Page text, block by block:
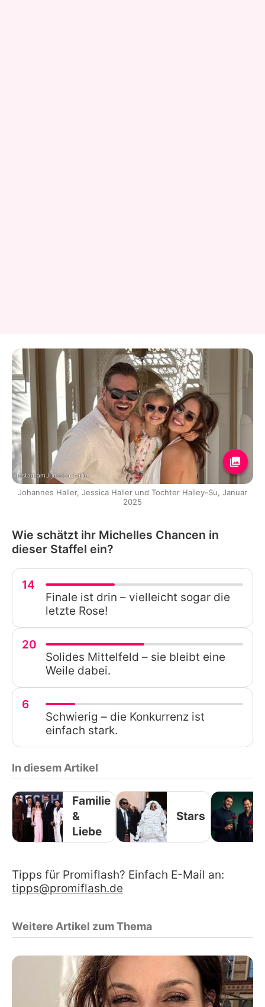
Instagram / jessica_haller
Johannes Haller, Jessica Haller und Tochter Hailey-Su, Januar
2025
Wie schätzt ihr Michelles Chancen in
dieser Staffel ein?
14
Finale ist drin – vielleicht sogar die
letzte Rose!
20
Solides Mittelfeld – sie bleibt eine
Weile dabei.
6
Schwierig – die Konkurrenz ist
einfach stark.
In diesem Artikel
Familie
&
Liebe
Stars
Tipps für Promiflash? Einfach E-Mail an:
tipps@promiflash.de
Weitere Artikel zum Thema